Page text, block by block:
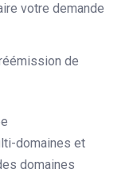
votre demande
de
domaines et
domaines